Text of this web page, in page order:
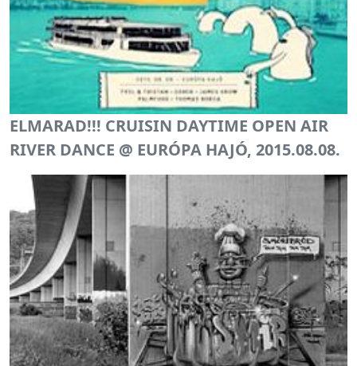
ELMARAD!!! CRUISIN DAYTIME OPEN AIR
RIVER DANCE @ EURÓPA HAJÓ, 2015.08.08.